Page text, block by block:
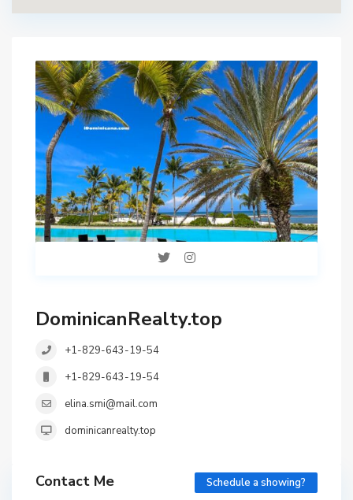
DominicanRealty.top
+1-829-643-19-54
+1-829-643-19-54
elina.smi@mail.com
dominicanrealty.top
Contact Me Schedule a showing?